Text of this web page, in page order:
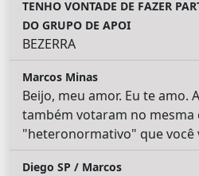
TENHO VONTADE DE FAZER
DO GRUPO DE APOI
BEZERRA
Marcos Minas
Beijo, meu amor. Eu te amo.
também votaram no mesma
"heteronormativo" que você
Diego SP / Marcos